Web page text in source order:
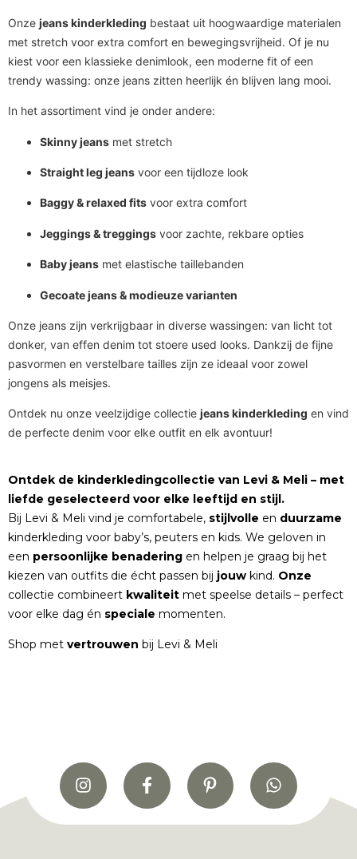
Onze jeans kinderkleding bestaat uit hoogwaardige materialen
met stretch voor extra comfort en bewegingsvrijheid. Of je nu
kiest voor een klassieke denimlook, een moderne fit of een
trendy wassing: onze jeans zitten heerlijk én blijven lang mooi.
In het assortiment vind je onder andere:
Skinny jeans met stretch
Straight leg jeans voor een tijdloze look
Baggy & relaxed fits voor extra comfort
Jeggings & treggings voor zachte, rekbare opties
Baby jeans met elastische taillebanden
Gecoate jeans & modieuze varianten
Onze jeans zijn verkrijgbaar in diverse wassingen: van licht tot
donker, van effen denim tot stoere used looks. Dankzij de fijne
pasvormen en verstelbare tailles zijn ze ideaal voor zowel
jongens als meisjes.
Ontdek nu onze veelzijdige collectie jeans kinderkleding en vind
de perfecte denim voor elke outfit en elk avontuur!
Ontdek de kinderkledingcollectie van Levi & Meli – met
liefde geselecteerd voor elke leeftijd en stijl.
Bij Levi & Meli vind je comfortabele, stijlvolle en duurzame
kinderkleding voor baby’s, peuters en kids. We geloven in
een persoonlijke benadering en helpen je graag bij het
kiezen van outfits die écht passen bij jouw kind. Onze
collectie combineert kwaliteit met speelse details – perfect
voor elke dag én speciale momenten.
Shop met vertrouwen bij Levi & Meli